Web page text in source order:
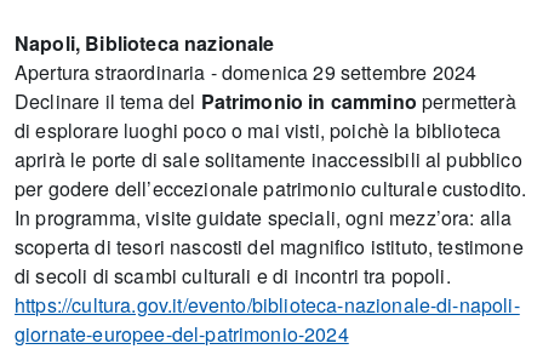
Napoli, Biblioteca nazionale
Apertura straordinaria - domenica 29 settembre 2024
Declinare il tema del Patrimonio in cammino permetterà
di esplorare luoghi poco o mai visti, poichè la biblioteca
aprirà le porte di sale solitamente inaccessibili al pubblico
per godere dell’eccezionale patrimonio culturale custodito.
In programma, visite guidate speciali, ogni mezz’ora: alla
scoperta di tesori nascosti del magnifico istituto, testimone
di secoli di scambi culturali e di incontri tra popoli.
https://cultura.gov.it/evento/biblioteca-nazionale-di-napoli-
giornate-europee-del-patrimonio-2024